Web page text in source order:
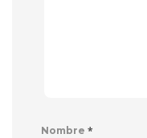
Nombre *